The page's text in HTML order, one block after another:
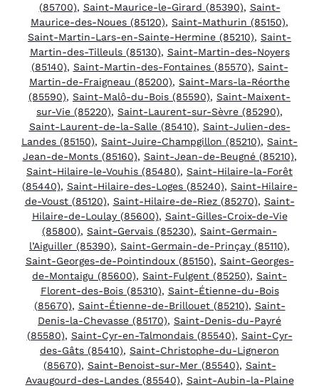
(85700), Saint-Maurice-le-Girard (85390), Saint-
Maurice-des-Noues (85120), Saint-Mathurin (85150),
Saint-Martin-Lars-en-Sainte-Hermine (85210), Saint-
Martin-des-Tilleuls (85130), Saint-Martin-des-Noyers
(85140), Saint-Martin-des-Fontaines (85570), Saint-
Martin-de-Fraigneau (85200), Saint-Mars-la-Réorthe
(85590), Saint-Malô-du-Bois (85590), Saint-Maixent-
sur-Vie (85220), Saint-Laurent-sur-Sèvre (85290),
Saint-Laurent-de-la-Salle (85410), Saint-Julien-des-
Landes (85150), Saint-Juire-Champgillon (85210), Saint-
Jean-de-Monts (85160), Saint-Jean-de-Beugné (85210),
Saint-Hilaire-le-Vouhis (85480), Saint-Hilaire-la-Forêt
(85440), Saint-Hilaire-des-Loges (85240), Saint-Hilaire-
de-Voust (85120), Saint-Hilaire-de-Riez (85270), Saint-
Hilaire-de-Loulay (85600), Saint-Gilles-Croix-de-Vie
(85800), Saint-Gervais (85230), Saint-Germain-
l’Aiguiller (85390), Saint-Germain-de-Prinçay (85110),
Saint-Georges-de-Pointindoux (85150), Saint-Georges-
de-Montaigu (85600), Saint-Fulgent (85250), Saint-
Florent-des-Bois (85310), Saint-Étienne-du-Bois
(85670), Saint-Étienne-de-Brillouet (85210), Saint-
Denis-la-Chevasse (85170), Saint-Denis-du-Payré
(85580), Saint-Cyr-en-Talmondais (85540), Saint-Cyr-
des-Gâts (85410), Saint-Christophe-du-Ligneron
(85670), Saint-Benoist-sur-Mer (85540), Saint-
Avaugourd-des-Landes (85540), Saint-Aubin-la-Plaine